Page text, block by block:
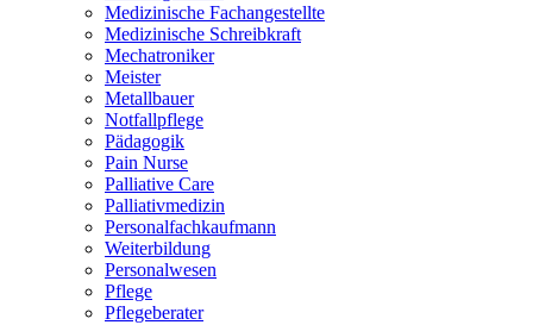
Medizinische Fachangestellte
Medizinische Schreibkraft
Mechatroniker
Meister
Metallbauer
Notfallpflege
Pädagogik
Pain Nurse
Palliative Care
Palliativmedizin
Personalfachkaufmann
Weiterbildung
Personalwesen
Pflege
Pflegeberater